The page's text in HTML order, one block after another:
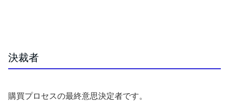
決裁者
購買プロセスの最終意思決定者です。